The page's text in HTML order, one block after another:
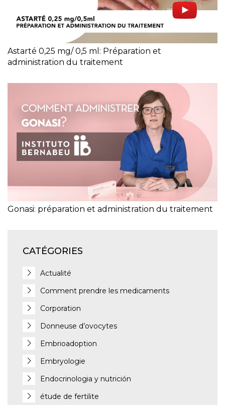
Astarté 0,25 mg/ 0,5 ml: Préparation et
administration du traitement
Gonasi: préparation et administration du traitement
CATÉGORIES
Actualité
Comment prendre les medicaments
Corporation
Donneuse d’ovocytes
Embrioadoption
Embryologie
Endocrinologia y nutrición
étude de fertilite